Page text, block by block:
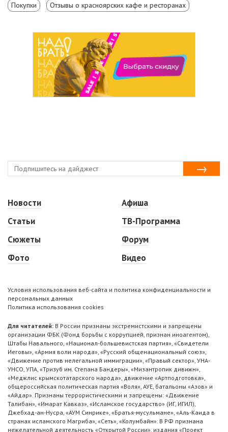
Покупки Отзывы о красноярских кафе и ресторанах
Новости
Статьи
Сюжеты
Фото
Афиша
ТВ-Программа
Форум
Видео
Условия использования веб-сайта и политика конфиденциальности и
персональных данных
Политика использования cookies
Для читателей: В России признаны экстремистскими и запрещены
организации ФБК (Фонд борьбы с коррупцией, признан иноагентом),
Штабы Навального, «Национал-большевистская партия», «Свидетели
Иеговы», «Армия воли народа», «Русский общенациональный союз»,
«Движение против нелегальной иммиграции», «Правый сектор», УНА-
УНСО, УПА, «Тризуб им. Степана Бандеры», «Мизантропик дивижн»,
«Меджлис крымскотатарского народа», движение «Артподготовка»,
общероссийская политическая партия «Воля», АУЕ, батальоны «Азов» и
«Айдар». Признаны террористическими и запрещены: «Движение
Талибан», «Имарат Кавказ», «Исламское государство» (ИГ, ИГИЛ),
Джебхад-ан-Нусра, «АУМ Синрике», «Братья-мусульмане», «Аль-Каида в
странах исламского Магриба», «Сеть», «Колумбайн». В РФ признана
нежелательной деятельность «Открытой России», издания «Проект